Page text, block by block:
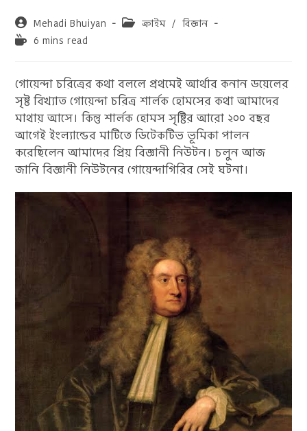
Post
author:
Mehadi Bhuiyan
Postক্রাইম / বিজ্ঞান
Reading6 mins read
গোয়েন্দা চরিত্রের কথা বললে প্রথমেই আর্থার কনান ডয়েলের
সৃষ্ট বিখ্যাত গোয়েন্দা চরিত্র শার্লক হোমসের কথা আমাদের
মাথায় আসে। কিন্তু শার্লক হোমস সৃষ্টির আরো ২০০ বছর
আগেই ইংল্যান্ডের মাটিতে ডিটেকটিভ ভূমিকা পালন
করেছিলেন আমাদের প্রিয় বিজ্ঞানী নিউটন। চলুন আজ
জানি বিজ্ঞানী নিউটনের গোয়েন্দাগিরির সেই ঘটনা।